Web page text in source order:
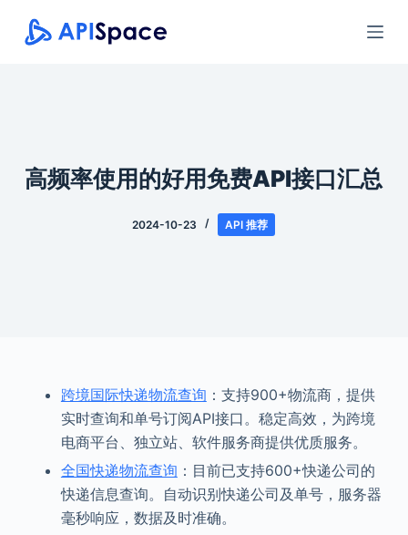
跳
过
高频率使用的好用免费API接口汇总
2024-10-23 API 推荐
跨境国际快递物流查询 ：支持900+物流商，提供
实时查询和单号订阅API接口。稳定高效，为跨境
电商平台、独立站、软件服务商提供优质服务。
全国快递物流查询 ：目前已支持600+快递公司的
快递信息查询。自动识别快递公司及单号，服务器
毫秒响应，数据及时准确。